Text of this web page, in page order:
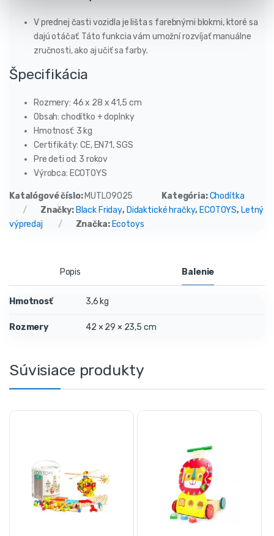
V prednej časti vozidla je lišta s farebnými blokmi, ktoré sa
dajú otáčať. Táto funkcia vám umožní rozvíjať manuálne
zručnosti, ako aj učiť sa farby.
Špecifikácia
Rozmery: 46 x 28 x 41,5 cm
Obsah: chodítko + doplnky
Hmotnosť: 3 kg
Certifikáty: CE, EN71, SGS
Pre deti od: 3 rokov
Výrobca: ECOTOYS
Katalógové číslo: MUTL09025 Kategória:Chodítka
Značky: Black Friday, Didaktické hračky, ECOTOYS, Letný
výpredaj
Značka: Ecotoys
Popis Balenie
Hmotnosť 3,6 kg
Rozmery 42 × 29 × 23,5 cm
Súvisiace produkty